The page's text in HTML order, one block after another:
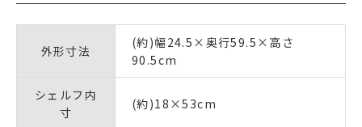
外形寸法
(約)幅24.5×奥行59.5×高さ
90.5cm
シェルフ内
寸
(約)18×53cm